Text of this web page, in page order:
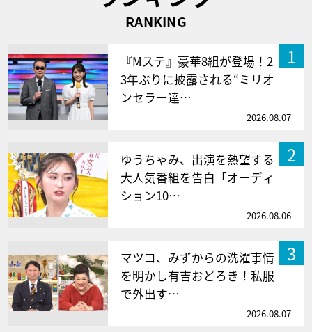
RANKING
1
『Mステ』豪華8組が登場！2
3年ぶりに披露される“ミリオ
ンセラー達…
2026.08.07
2
ゆうちゃみ、出演を熱望する
大人気番組を告白「オーディ
ション10…
2026.08.06
3
マツコ、みずからの洗濯事情
を明かし有吉おどろき！私服
で外出す…
2026.08.07